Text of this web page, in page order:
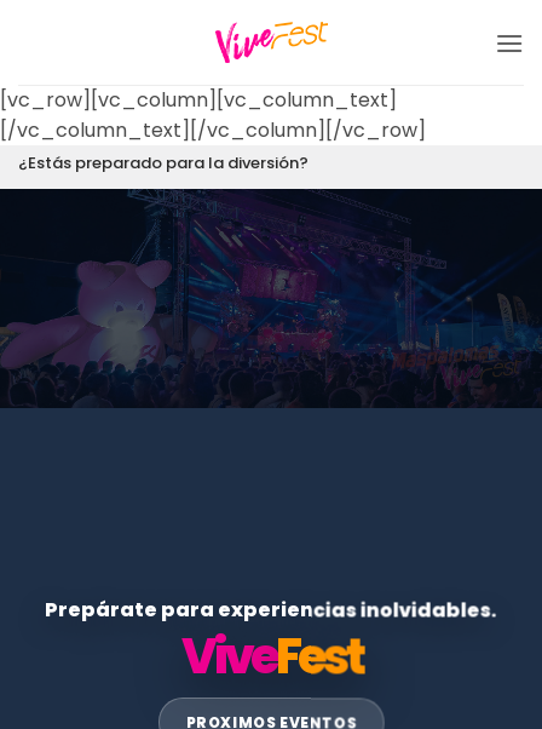
[vc_row][vc_column][vc_column_text]
[/vc_column_text][/vc_column][/vc_row]
¿Estás preparado para la diversión?
Prepárate para experiencias inolvidables.
ViveFest
PROXIMOS EVENTOS